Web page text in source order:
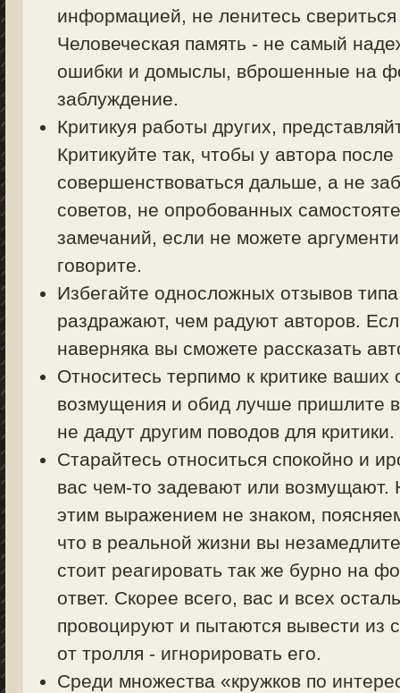
информацией, не ленитесь
Человеческая память - не самый
ошибки и домыслы, вброшенные на
заблуждение.
Критикуя работы других,
Критикуйте так, чтобы у автора
совершенствоваться дальше, а не
советов, не опробованных
замечаний, если не можете
говорите.
Избегайте односложных отзывов
раздражают, чем радуют авторов.
наверняка вы сможете рассказать
Относитесь терпимо к критике
возмущения и обид лучше пришлите
не дадут другим поводов для критики.
Старайтесь относиться спокойно и
вас чем-то задевают или возмущают.
этим выражением не знаком,
что в реальной жизни вы
стоит реагировать так же бурно на
ответ. Скорее всего, вас и всех
провоцируют и пытаются вывести из
от тролля - игнорировать его.
Среди множества «кружков по